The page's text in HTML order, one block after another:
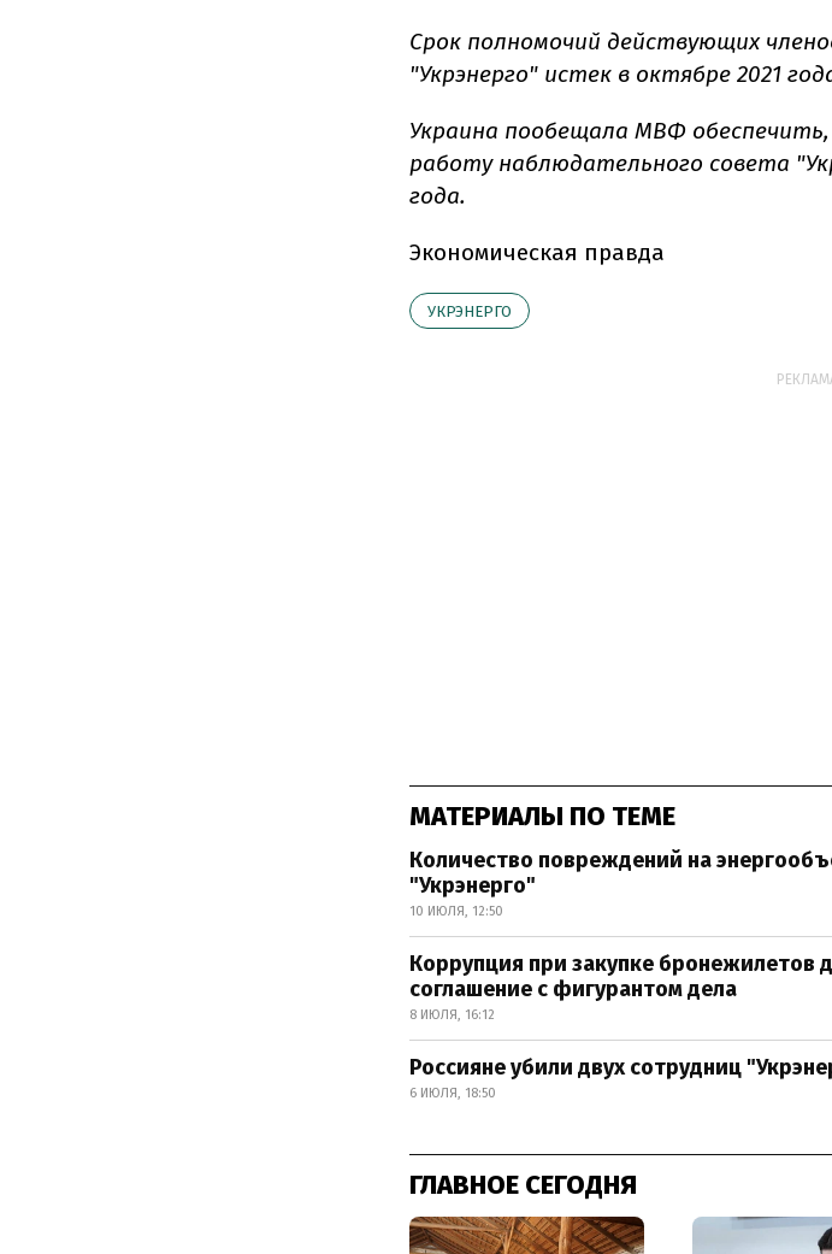
Срок полномочий действующих
"Укрэнерго" истек в октябре 2021
Украина пообещала МВФ
работу наблюдательного совета
года.
Экономическая правда
УКРЭНЕРГО
МАТЕРИАЛЫ ПО ТЕМЕ
Количество повреждений на
"Укрэнерго"
10 ИЮЛЯ, 12:50
Коррупция при закупке бронежилетов
соглашение с фигурантом дела
8 ИЮЛЯ, 16:12
Россияне убили двух сотрудниц
6 ИЮЛЯ, 18:50
ГЛАВНОЕ СЕГОДНЯ